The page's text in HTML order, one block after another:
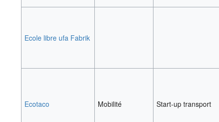
Ecole libre ufa Fabrik
Ecotaco Mobilité Start-up transport